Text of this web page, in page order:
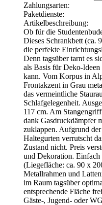
Zahlungsarten:
Paketdienste:
Artikelbeschreibung:
Ob für die
Dieses Schrankbett (ca.
die perfekte
Denn tagsüber tarnt es
als Basis für Deko-Ideen
kann. Vom Korpus in
Frontakzent in Grau
das vermeintliche
Schlafgelegenheit.
117 cm. Am
dank Gasdruckdämpfer
zuklappen. Aufgrund
Haltegurten verrutscht
Zustand nicht. Preis
und Dekoration. Einfach
(Liegefläche: ca. 90 x
Metallrahmen und
im Raum tagsüber
entsprechende Fläche
Gäste-, Jugend- oder